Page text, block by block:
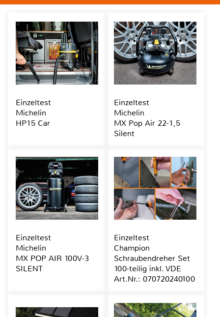
Einzeltest
Michelin
HP15 Car
Einzeltest
Michelin
MX Pop Air 22-1,5
Silent
Einzeltest
Michelin
MX POP AIR 100V-3
SILENT
Einzeltest
Champion
Schraubendreher Set
100-teilig inkl. VDE
Art.Nr.: 070720240100